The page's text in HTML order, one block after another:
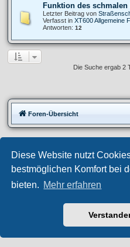
Diese Website nutzt
bestmöglichen Komfort bei
bieten. Mehr erfahren
Funktion des
Letzter Beitrag von
Verfasst in XT600 Allgemeine
Antworten: 12
Die Suche ergab 2
Foren-Übersicht
Aero style
Powered by
phpBB ®
Datenschutz